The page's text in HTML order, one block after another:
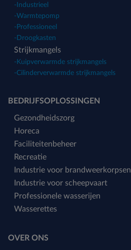
- Industrieel
-Warmtepomp
- Professioneel
- Droogkasten
Strijkmangels
- Kuipverwarmde strijkmangels
-Cilinderverwarmde strijkmangels
BEDRIJFSOPLOSSINGEN
Gezondheidszorg
Horeca
Faciliteitenbeheer
Recreatie
Industrie voor brandweerkorpsen
Industrie voor scheepvaart
Professionele wasserijen
Wasserettes
OVER ONS